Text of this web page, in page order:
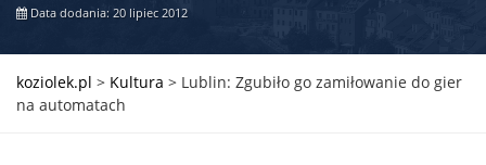
Data dodania: 20 lipiec 2012
koziolek.pl > Kultura > Lublin: Zgubiło go zamiłowanie do gier
na automatach